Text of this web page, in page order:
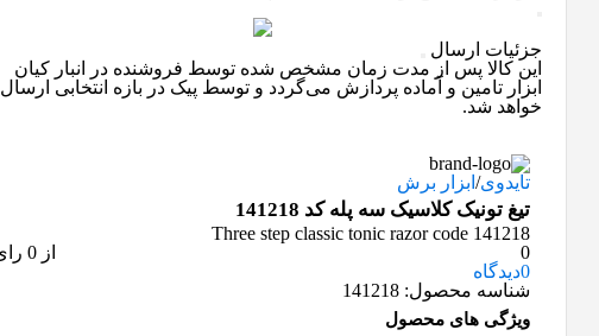
جزئیات ارسال
این کالا پس از مدت زمان مشخص شده توسط فروشنده در انبار کیان
ابزار تامین و آماده پردازش می‌گردد و توسط پیک در بازه انتخابی ارسال
خواهد شد.
تایدوی/ابزار برش
تیغ تونیک کلاسیک سه پله کد 141218
Three step classic tonic razor code 141218
0
از 0 رای
0دیدگاه
شناسه محصول: 141218
ویژگی های محصول